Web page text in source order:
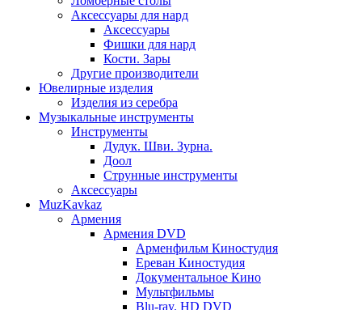
Аксессуары для нард
Аксессуары
Фишки для нард
Кости. Зары
Другие производители
Ювелирные изделия
Изделия из серебра
Музыкальные инструменты
Инструменты
Дудук. Шви. Зурна.
Доол
Струнные инструменты
Аксессуары
MuzKavkaz
Армения
Армения DVD
Арменфильм Киностудия
Ереван Киностудия
Документальное Кино
Мультфильмы
Blu-ray. HD DVD